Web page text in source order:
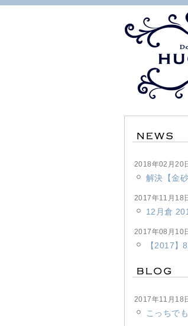
2018年02月20
解決【金
2017年11月18
12月倉
2017年08月10
【2017】
2017年11月18
こっちで